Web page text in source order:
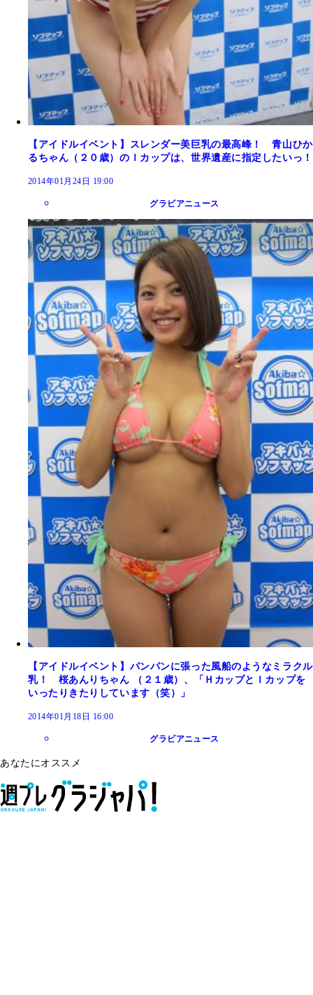
【アイドルイベント】スレンダー美巨乳の最高峰！ 青山ひか
るちゃん（２０歳）のＩカップは、世界遺産に指定したいっ！
2014年01月24日 19:00
グラビアニュース
【アイドルイベント】パンパンに張った風船のようなミラクル
乳！ 桜あんりちゃん （２１歳）、「ＨカップとＩカップを
いったりきたりしています（笑）」
2014年01月18日 16:00
グラビアニュース
あなたにオススメ